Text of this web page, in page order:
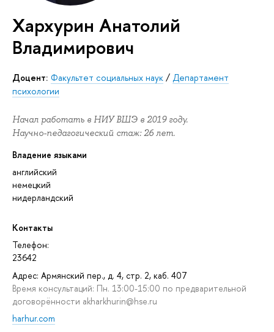
Хархурин Анатолий
Владимирович
Доцент: Факультет социальных наук / Департамент
психологии
Начал работать в НИУ ВШЭ в 2019 году.
Научно-педагогический стаж: 26 лет.
Владение языками
английский
немецкий
нидерландский
Контакты
Телефон:
23642
Адрес: Армянский пер., д. 4, стр. 2, каб. 407
Время консультаций: Пн. 13:00-15:00 по предварительной
договорённости akharkhurin@hse.ru
harhur.com